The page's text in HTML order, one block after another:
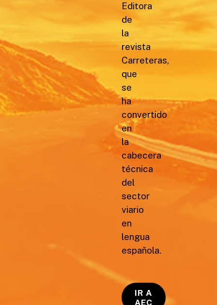
Editora
de
la
revista
Carreteras,
que
se
ha
convertido
en
la
cabecera
técnica
del
sector
viario
en
lengua
española.
IR A
AEC